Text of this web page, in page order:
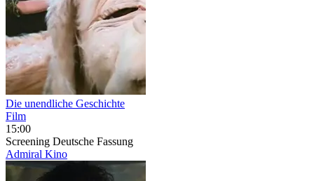
Die unendliche Geschichte
Film
15:00
Screening Deutsche Fassung
Admiral Kino